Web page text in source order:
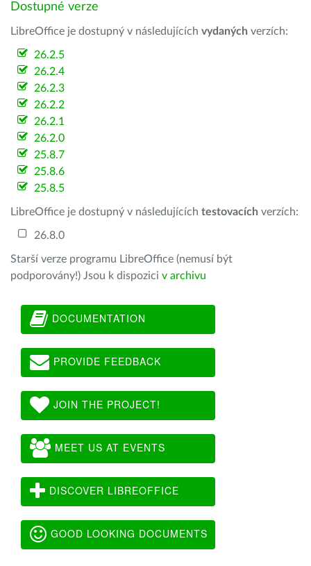
Dostupné verze
LibreOffice je dostupný v následujících vydaných verzích:
26.2.5
26.2.4
26.2.3
26.2.2
26.2.1
26.2.0
25.8.7
25.8.6
25.8.5
LibreOffice je dostupný v následujících testovacích verzích:
26.8.0
Starší verze programu LibreOffice (nemusí být
podporovány!) Jsou k dispozici v archivu
DOCUMENTATION
PROVIDE FEEDBACK
JOIN THE PROJECT!
MEET US AT EVENTS
DISCOVER LIBREOFFICE
GOOD LOOKING DOCUMENTS